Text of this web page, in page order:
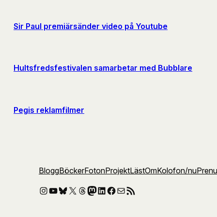
Sir Paul premiärsänder video på Youtube
Hultsfredsfestivalen samarbetar med Bubblare
Pegis reklamfilmer
BloggBöckerFotonProjektLästOmKolofon/nu
Instagram
YouTube
Bluesky
X Threads
Mastodon
LinkedIn
Facebook
E-postRSS-flöde